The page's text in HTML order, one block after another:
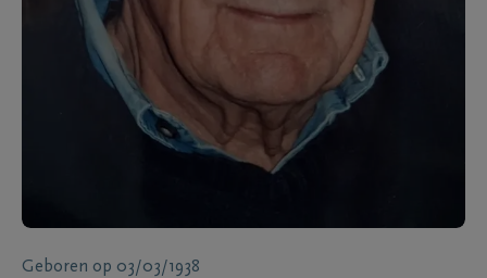
Geboren op 03/03/1938